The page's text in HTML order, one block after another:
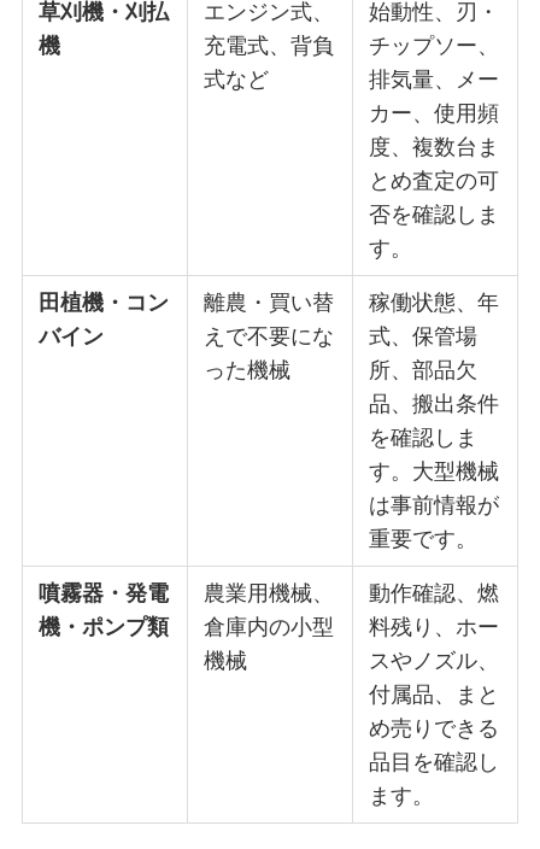
草刈機・刈払
機
エンジン式、
充電式、背負
式など
始動性、刃・
チップソー、
排気量、メー
カー、使用頻
度、複数台ま
とめ査定の可
否を確認しま
す。
田植機・コン
バイン
離農・買い替
えで不要にな
った機械
稼働状態、年
式、保管場
所、部品欠
品、搬出条件
を確認しま
す。大型機械
は事前情報が
重要です。
噴霧器・発電
機・ポンプ類
農業用機械、
倉庫内の小型
機械
動作確認、燃
料残り、ホー
スやノズル、
付属品、まと
め売りできる
品目を確認し
ます。